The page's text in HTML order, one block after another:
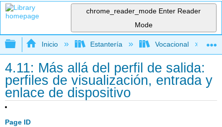
chrome_reader_mode Enter Reader
Mode
Expandir/contraer jerarquía global
Inicio Estantería Vocacional
4.11: Más allá del perfil de salida:
perfiles de visualización, entrada y
enlace de dispositivo
Page ID